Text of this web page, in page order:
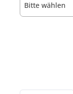
Bitte wählen